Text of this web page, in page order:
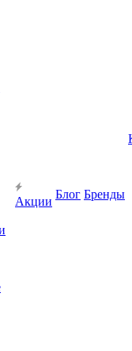
Акции
Блог Бренды